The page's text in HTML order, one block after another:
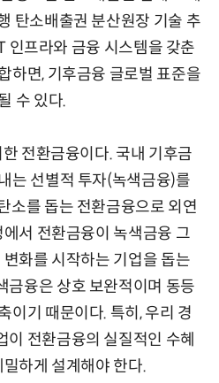
탄소배출권 분산원장 기술 추
인프라와 금융 시스템을 갖춘
하면, 기후금융 글로벌 표준을
수 있다.
전환금융이다. 국내 기후금
는 선별적 투자(녹색금융)를
소를 돕는 전환금융으로 외연
서 전환금융이 녹색금융 그
화를 시작하는 기업을 돕는
금융은 상호 보완적이며 동등
이기 때문이다. 특히, 우리 경
전환금융의 실질적인 수혜
하게 설계해야 한다.